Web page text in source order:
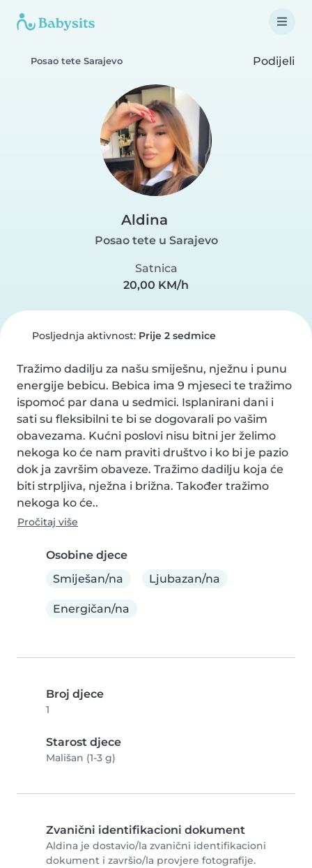
Posao tete Sarajevo Podijeli
Aldina
Posao tete u Sarajevo
Satnica
20,00 KM/h
Posljednja aktivnost: Prije 2 sedmice
Tražimo dadilju za našu smiješnu, nježnu i punu
energije bebicu. Bebica ima 9 mjeseci te tražimo
ispomoć par dana u sedmici. Isplanirani dani i
sati su fleksibilni te bi se dogovarali po vašim
obavezama. Kućni poslovi nisu bitni jer želimo
nekoga ko će nam praviti društvo i ko bi je pazio
dok ja završim obaveze. Tražimo dadilju koja će
biti strpljiva, nježna i brižna. Također tražimo
nekoga ko će..
Pročitaj više
Osobine djece
Smiješan/na
Ljubazan/na
Energičan/na
Broj djece
1
Starost djece
Mališan (1-3 g)
Zvanični identifikacioni dokument
Aldina je dostavio/la zvanični identifikacioni
dokument i završio/la provjere fotografije.